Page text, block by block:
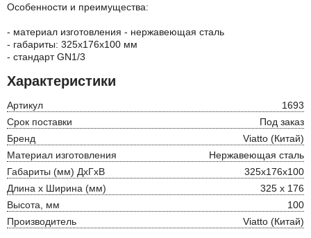
Особенности и преимущества:
- материал изготовления - нержавеющая сталь
- габариты: 325х176х100 мм
- стандарт GN1/3
Характеристики
Артикул
1693
Срок поставки
Под заказ
Бренд
Viatto (Китай)
Материал изготовления
Нержавеющая сталь
Габариты (мм) ДхГхВ
325х176х100
Длина х Ширина (мм)
325 х 176
Высота, мм
100
Производитель
Viatto (Китай)